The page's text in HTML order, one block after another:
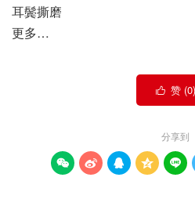
耳鬓撕磨
更多…
 赞 (0)
分享到
    